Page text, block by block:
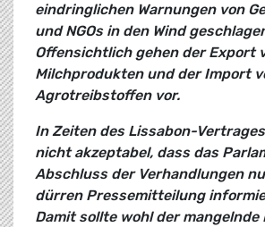
eindringlichen Warnungen von
und NGOs in den Wind
Offensichtlich gehen der Export
Milchprodukten und der Import
Agrotreibstoffen vor.
In Zeiten des Lissabon-
nicht akzeptabel, dass das
Abschluss der Verhandlungen
dürren Pressemitteilung
Damit sollte wohl der